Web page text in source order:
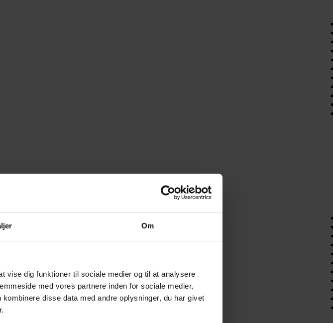
Om
vise dig funktioner til sociale medier og til at analysere
med vores partnere inden for sociale medier,
disse data med andre oplysninger, du har givet